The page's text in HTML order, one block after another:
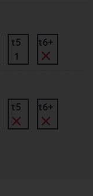
t5
1
t6+
t5 t6+